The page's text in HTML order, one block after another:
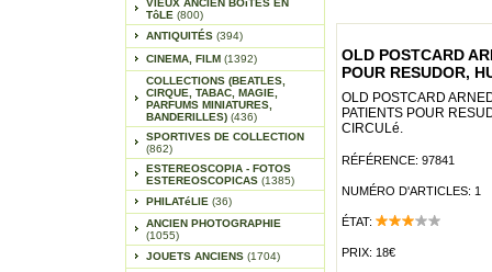
VIEUX ANCIEN BOîTES EN
TôLE (800)
ANTIQUITÉS (394)
CINEMA, FILM (1392)
COLLECTIONS (BEATLES,
CIRQUE, TABAC, MAGIE,
PARFUMS MINIATURES,
BANDERILLES) (436)
SPORTIVES DE COLLECTION
(862)
ESTEREOSCOPIA - FOTOS
ESTEREOSCOPICAS (1385)
PHILATéLIE (36)
ANCIEN PHOTOGRAPHIE
(1055)
JOUETS ANCIENS (1704)
OLD POSTCARD
POUR RESUDOR,
OLD POSTCARD
PATIENTS POUR
CIRCULé.
RÉFÉRENCE: 97841
NUMÉRO D'ARTICLES: 1
ÉTAT:
PRIX: 18€